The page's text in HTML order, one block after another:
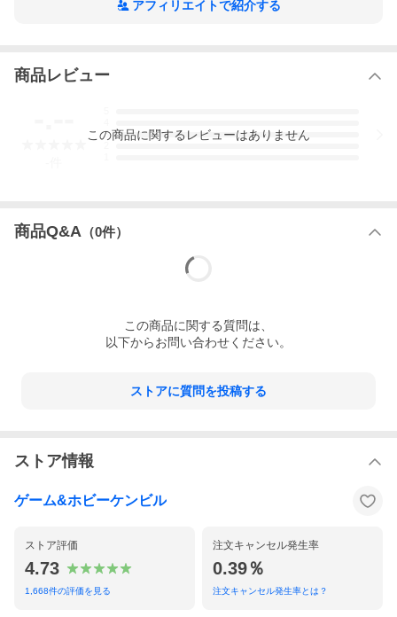
アフィリエイトで紹介する
商品レビュー
3
この商品に関するレビューはありません
商品Q&A （0件）
この商品に関する質問は、
以下からお問い合わせください。
ストアに質問を投稿する
ストア情報
ゲーム&ホビーケンビル
ストア評価
4.73
1,668件の評価を見る
注文キャンセル発生率
0.39％
注文キャンセル発生率とは？